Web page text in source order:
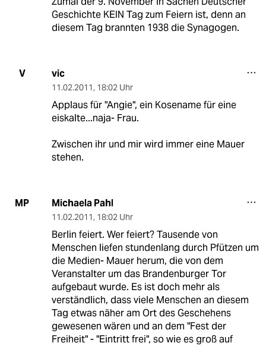
Geschichte KEIN Tag zum Feiern ist, denn an
diesem Tag brannten 1938 die Synagogen.
V vic
11.02.2011, 18:02 Uhr
Applaus für "Angie", ein Kosename für eine
eiskalte...naja- Frau.
Zwischen ihr und mir wird immer eine Mauer
stehen.
MP Michaela Pahl
11.02.2011, 18:02 Uhr
Berlin feiert. Wer feiert? Tausende von
Menschen liefen stundenlang durch Pfützen um
die Medien- Mauer herum, die von dem
Veranstalter um das Brandenburger Tor
aufgebaut wurde. Es ist doch mehr als
verständlich, dass viele Menschen an diesem
Tag etwas näher am Ort des Geschehens
gewesenen wären und an dem "Fest der
Freiheit" - "Eintritt frei", so wie es groß auf